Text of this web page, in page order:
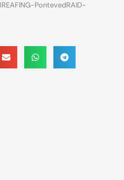
PontevedRAID-